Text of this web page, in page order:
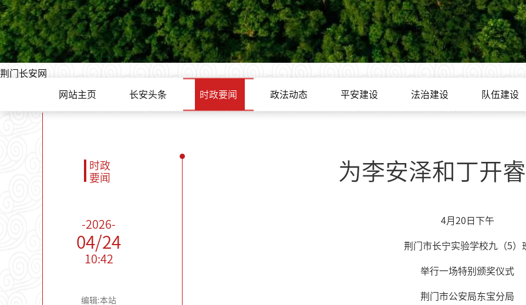
荆门长安网
网站主页 长安头条 时政要闻 政法动态 平安建设 法治建设 队伍建设
时政
要闻
-2026-
04/24
10:42
编辑:本站
为李安泽和丁开
4月20日下午
荆门市长宁实验学校九（5）
举行一场特别颁奖仪式
荆门市公安局东宝分局